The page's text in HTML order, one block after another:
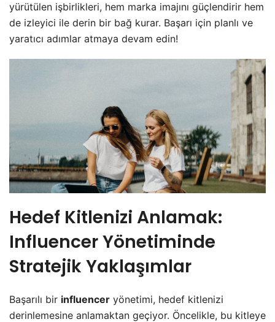
yürütülen işbirlikleri, hem marka imajını güçlendirir hem
de izleyici ile derin bir bağ kurar. Başarı için planlı ve
yaratıcı adımlar atmaya devam edin!
Hedef Kitlenizi Anlamak:
Influencer Yönetiminde
Stratejik Yaklaşımlar
Başarılı bir influencer yönetimi, hedef kitlenizi
derinlemesine anlamaktan geçiyor. Öncelikle, bu kitleye